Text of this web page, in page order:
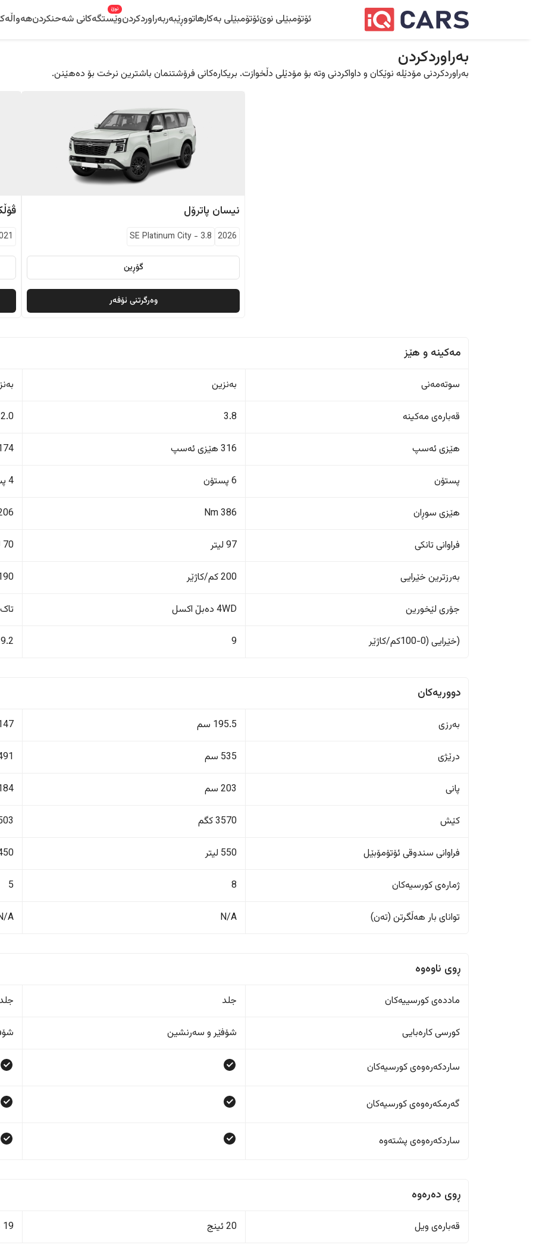
ئۆتۆمبێلی نوێئۆتۆمبێلی بەکارهاتووڕێبەربەراوردکردنوێستگەکانی شەحنکردن
نوێ
بەراوردکردن
بەراوردکردنی مۆدێلە نوێکان و داواکردنی وتە بۆ مۆدێلی دڵخوازت. بریکارەکانی فرۆشتنمان باشترین نرخت بۆ دەهێنن.
نیسان پاترۆل
2026
SE Platinum City - 3.8
گۆڕین
وەرگرتنی ئۆفەر
مەکینە و هێز
سوتەمەنی بەنزین
قەبارەی مەکینە 3.8
2.0
هێزی ئەسپ 316 هێزی ئەسپ 174 هێزی
پستۆن 6 پستۆن 4 پستۆن
هێزی سوڕان 386 Nm
Nm
فراوانی تانکی 97 لیتر 70 لیتر
بەرزترین خێرایی 200 کم/کاژێر 190 کم/
جۆری لێخورین 4WD دەبڵ اکسل
(خێرایی (0-100کم/کاژێر 9
9.2
دووریەکان
بەرزی 195.5 سم 147
درێژی 535 سم 491
پانی 203 سم 184
کێش 3570 کگم
فراوانی سندوقی ئۆتۆمۆبێل 550 لیتر 450
ژمارەی کورسیەکان 8
5
تواناى بار هەڵگرتن (تەن) N/A
A
ڕوی ناوەوە
ماددەی کورسییەکان جلد
کورسی کارەبایی شۆفێر و سەرنشین
ساردکەرەوەی کورسیەکان
گەرمکەرەوەی کورسیەکان
ساردکەرەوەی پشتەوە
ڕوی دەرەوە
قەبارەی ویل 20 ئینج 19 ئینج